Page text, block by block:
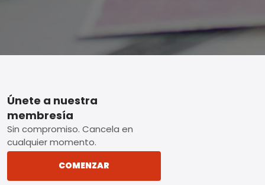
Footer
Únete a nuestra
membresía
Sin compromiso. Cancela en
cualquier momento.
COMENZAR